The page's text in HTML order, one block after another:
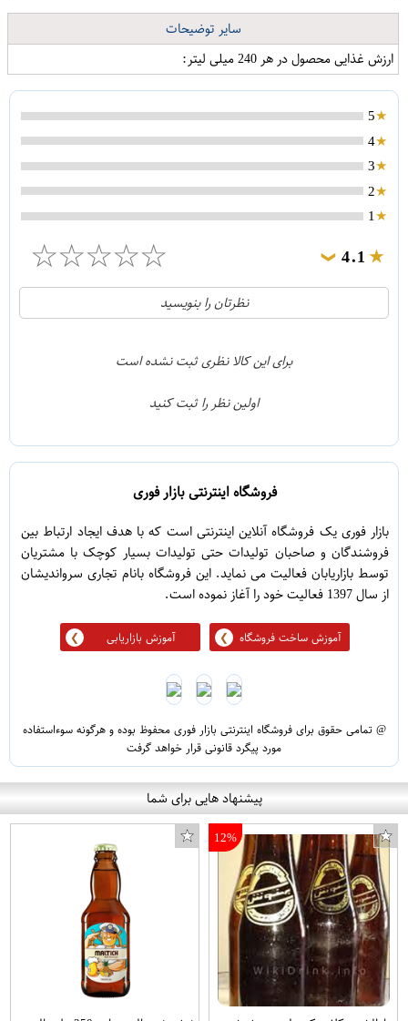
سایر توضیحات
ارزش غذایی محصول در هر 240 میلی لیتر:
5
4
3
2
1
4.1
❯
☆
☆
☆
☆
☆
21
1
نظرتان را بنویسید
برای این کالا نظری ثبت نشده است
اولین نظر را ثبت کنید
فروشگاه اینترنتی بازار فوری
بازار فوری یک فروشگاه آنلاین اینترنتی است که با هدف ایجاد ارتباط بین
فروشندگان و صاحبان تولیدات حتی تولیدات بسیار کوچک با مشتریان
توسط بازاریابان فعالیت می نماید. این فروشگاه بانام تجاری سرواندیشان
از سال 1397 فعالیت خود را آغاز نموده است.
آموزش ساخت فروشگاه آموزش بازاریابی
@ تمامی حقوق برای فروشگاه اینترنتی بازار فوری محفوظ بوده و هرگونه سوءاستفاده
مورد پیگرد قانونی قرار خواهد گرفت
پیشنهاد هایی برای شما
12%